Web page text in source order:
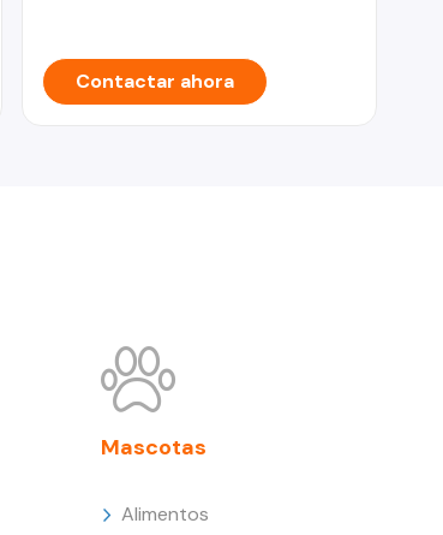
Contactar ahora
Mascotas
Alimentos